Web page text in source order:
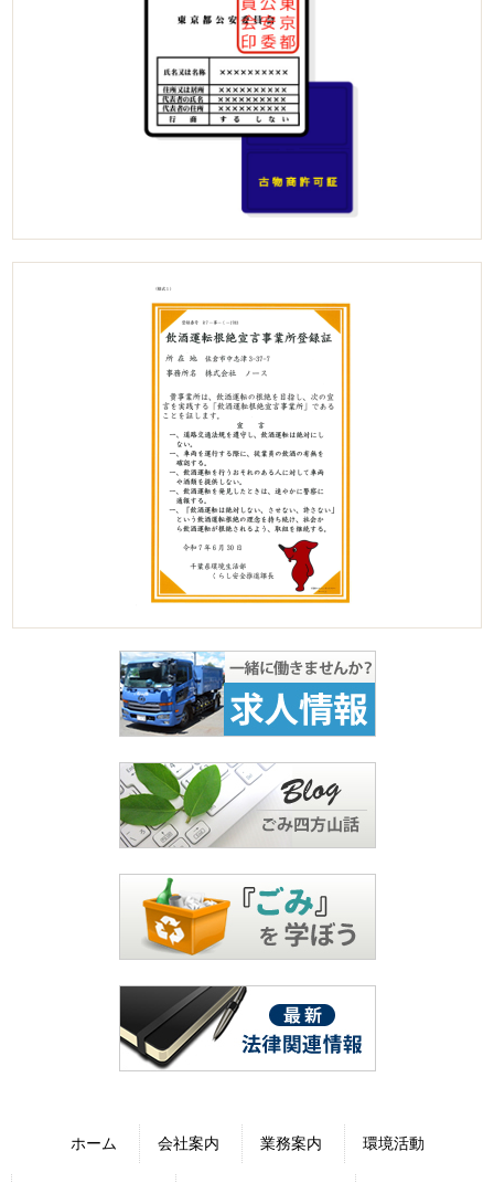
ホーム 会社案内 業務案内 環境活動